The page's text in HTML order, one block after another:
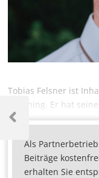
Tobias Felsner ist
Ismaning. Er hat
Als
Beiträge
erhalten Sie